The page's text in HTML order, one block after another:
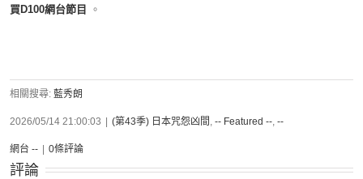
買D100網台節目
。
相關搜尋: 藍秀朗
2026/05/14 21:00:03 (第43季) 日本咒怨凶間 , -- Featured --, --
網台 -- 0條評論
評論